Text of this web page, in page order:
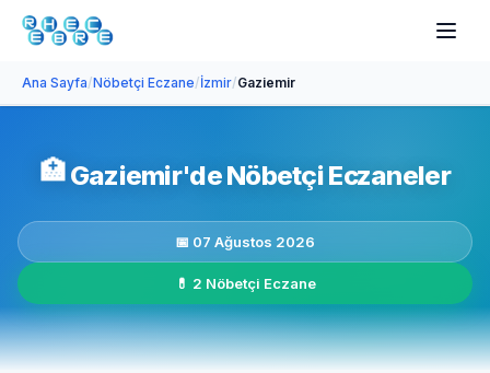
Ana Sayfa/Nöbetçi Eczane/İzmir/Gaziemir
🏥Gaziemir'de Nöbetçi Eczaneler
📅 07 Ağustos 2026
💊 2 Nöbetçi Eczane